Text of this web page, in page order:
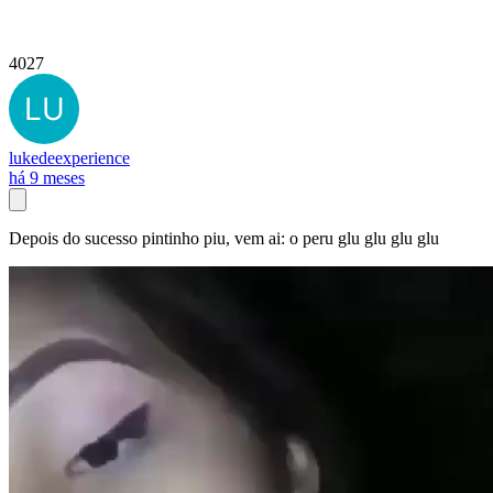
4027
lukedeexperience
há 9 meses
Depois do sucesso pintinho piu, vem ai: o peru glu glu glu glu